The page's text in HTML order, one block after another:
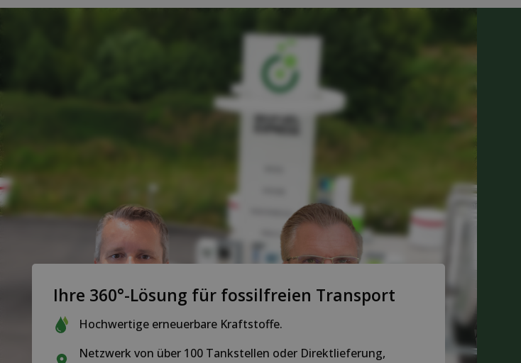
Ihre 360°-Lösung für fossilfreien Transport
Hochwertige erneuerbare Kraftstoffe.
Netzwerk von über 100 Tankstellen oder Direktlieferung,